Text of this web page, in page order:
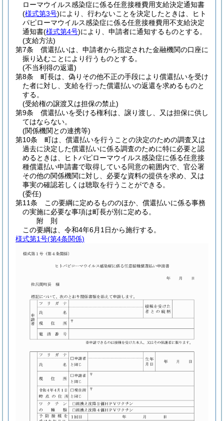
ローマウイルス感染症に係る任意接種費用支給決定通知書
(様式第3号)により、行わないことを決定したときは、ヒト
パピローマウイルス感染症に係る任意接種費用不支給決定
通知書(様式第4号)により、申請者に通知するものとする。
(支給方法)
第7条
償還払いは、申請者から指定された金融機関の口座に
振り込むことにより行うものとする。
(不当利得の返還)
第8条
町長は、偽りその他不正の手段により償還払いを受け
た者に対し、支給を行った償還払いの返還を求めるものと
する。
(受給権の譲渡又は担保の禁止)
第9条
償還払いを受ける権利は、譲り渡し、又は担保に供し
てはならない。
(関係機関との連携等)
第10条
町は、償還払いを行うことの決定のための調査又は
過去に決定した償還払いに係る調査のために特に必要と認
めるときは、ヒトパピローマウイルス感染症に係る任意接
種償還払い申請書で取得している同意の範囲内で、官公署
その他の関係機関に対し、必要な資料の提供を求め、又は
事実の確認若しくは聴取を行うことができる。
(委任)
第11条
この要綱に定めるもののほか、償還払いに係る事務
の実施に必要な事項は町長が別に定める。
附 則
この要綱は、令和4年6月1日から施行する。
様式第1号(第4条関係)